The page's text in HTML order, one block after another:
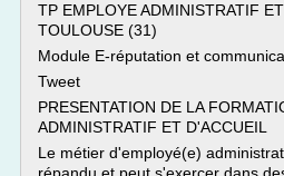
TP EMPLOYE ADMINISTRATIF
TOULOUSE (31)
Module E-réputation et
Tweet
PRESENTATION DE LA
ADMINISTRATIF ET D'ACCUEIL
Le métier d'employé(e)